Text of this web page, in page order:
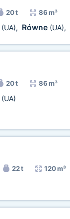
20 t 86 m³
(UA), Równe (UA),
20 t 86 m³
(UA)
22 t 120 m³